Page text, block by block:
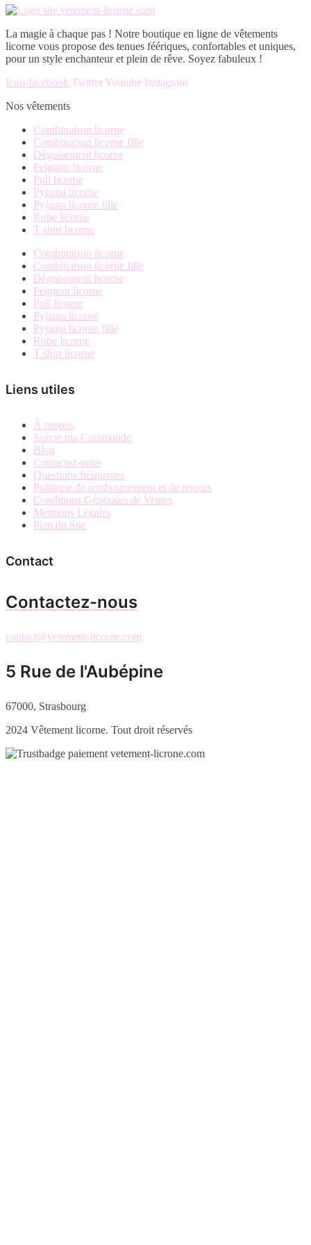
sur
la
page
du
produit
choisies
sur
la
a
variations.
Les
options
être
La magie à chaque pas ! Notre boutique en ligne de vêtements
licorne vous propose des tenues féériques, confortables et uniques,
pour un style enchanteur et plein de rêve. Soyez fabuleux !
Icon-facebook Twitter Youtube Instagram
Nos vêtements
Combinaison licorne
Combinaison licorne fille
Déguisement licorne
Peignoir licorne
Pull licorne
Pyjama licorne
Pyjama licorne fille
Robe licorne
T shirt licorne
Combinaison licorne
Combinaison licorne fille
Déguisement licorne
Peignoir licorne
Pull licorne
Pyjama licorne
Pyjama licorne fille
Robe licorne
T shirt licorne
Liens utiles
À propos
Suivre ma Commande
Blog
Contactez-nous
Questions fréquentes
Politique de remboursement et de retours
Conditions Générales de Ventes
Mentions Légales
Plan du Site
Contact
Contactez-nous
contact@vetement-licorne.com
5 Rue de l'Aubépine
67000, Strasbourg
2024 Vêtement licorne. Tout droit réservés